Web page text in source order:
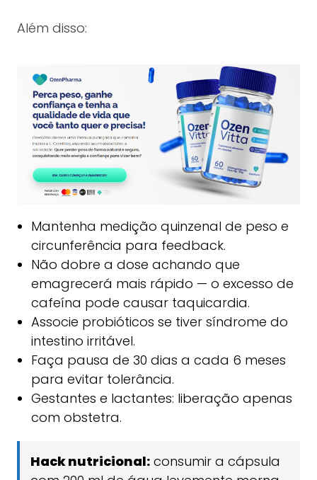
Além disso:
Mantenha medição quinzenal de peso e
circunferência para feedback.
Não dobre a dose achando que
emagrecerá mais rápido — o excesso de
cafeína pode causar taquicardia.
Associe probióticos se tiver síndrome do
intestino irritável.
Faça pausa de 30 dias a cada 6 meses
para evitar tolerância.
Gestantes e lactantes: liberação apenas
com obstetra.
Hack nutricional:consumir a cápsula